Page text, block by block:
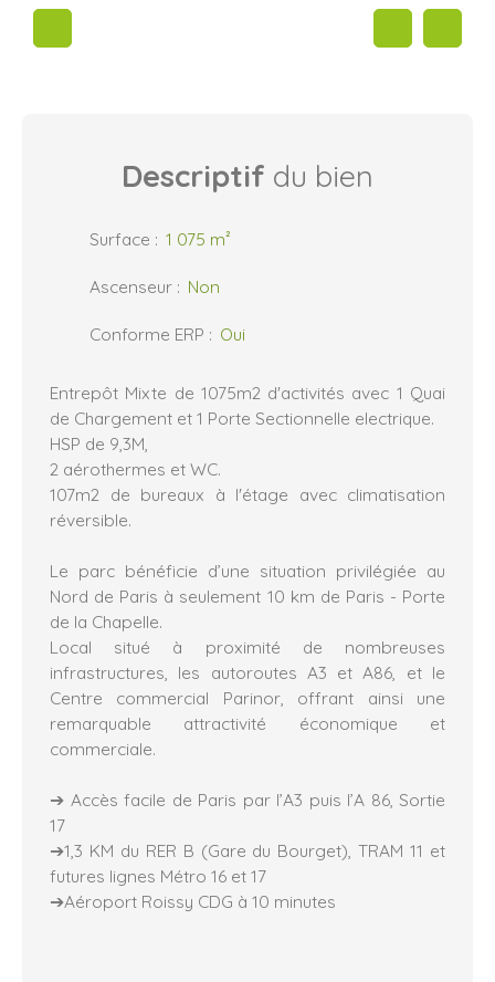
Descriptif du bien
Surface : 1 075 m²
Ascenseur : Non
Conforme ERP : Oui
Entrepôt Mixte de 1075m2 d'activités avec 1 Quai
de Chargement et 1 Porte Sectionnelle electrique.
HSP de 9,3M,
2 aérothermes et WC.
107m2 de bureaux à l'étage avec climatisation
réversible.
Le parc bénéficie d’une situation privilégiée au
Nord de Paris à seulement 10 km de Paris - Porte
de la Chapelle.
Local situé à proximité de nombreuses
infrastructures, les autoroutes A3 et A86, et le
Centre commercial Parinor, offrant ainsi une
remarquable attractivité économique et
commerciale.
➔ Accès facile de Paris par l’A3 puis l’A 86, Sortie
17
➔1,3 KM du RER B (Gare du Bourget), TRAM 11 et
futures lignes Métro 16 et 17
➔Aéroport Roissy CDG à 10 minutes